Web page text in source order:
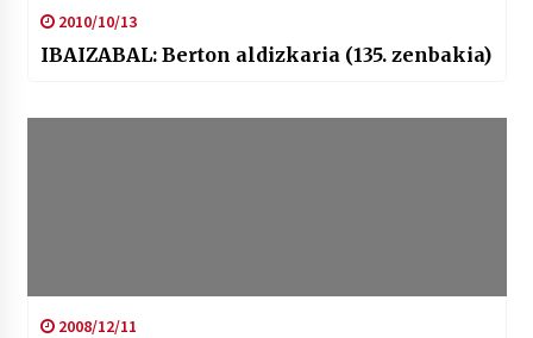
2010/10/13
IBAIZABAL: Berton aldizkaria (135. zenbakia)
2008/12/11